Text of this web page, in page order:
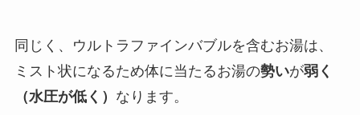
同じく、ウルトラファインバブルを含むお湯は、
ミスト状になるため体に当たるお湯の勢いが弱く
（水圧が低く） なります。